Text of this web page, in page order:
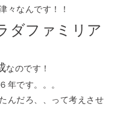
々なんです！！
ダファミリア
なのです！
年です。。。
んだろ、、って考えさせ